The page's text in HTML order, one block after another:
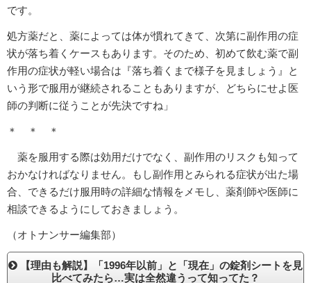
です。
処方薬だと、薬によっては体が慣れてきて、次第に副作用の症
状が落ち着くケースもあります。そのため、初めて飲む薬で副
作用の症状が軽い場合は『落ち着くまで様子を見ましょう』と
いう形で服用が継続されることもありますが、どちらにせよ医
師の判断に従うことが先決ですね」
＊ ＊ ＊
薬を服用する際は効用だけでなく、副作用のリスクも知って
おかなければなりません。もし副作用とみられる症状が出た場
合、できるだけ服用時の詳細な情報をメモし、薬剤師や医師に
相談できるようにしておきましょう。
（オトナンサー編集部）
【理由も解説】「1996年以前」と「現在」の錠剤シートを見
比べてみたら…実は全然違うって知ってた？